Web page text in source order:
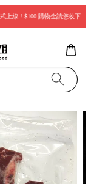
線！$100 購物金請您收下